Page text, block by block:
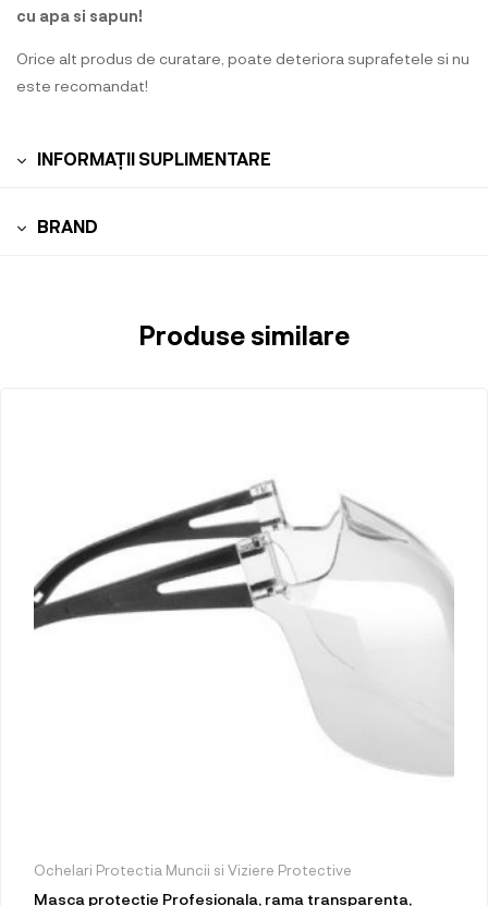
cu apa si sapun!
Orice alt produs de curatare, poate deteriora suprafetele si nu
este recomandat!
INFORMAȚII SUPLIMENTARE
BRAND
Produse similare
Ochelari Protectia Muncii si Viziere Protective
Masca protectie Profesionala, rama transparenta,